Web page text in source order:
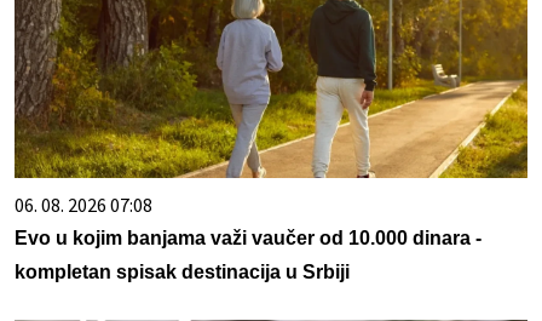
06. 08. 2026 07:08
Evo u kojim banjama važi vaučer od 10.000 dinara -
kompletan spisak destinacija u Srbiji